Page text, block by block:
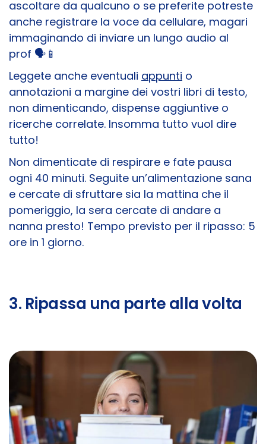
ascoltare da qualcuno o se preferite potreste
anche registrare la voce da cellulare, magari
immaginando di inviare un lungo audio al
prof 🗣️​📱
Leggete anche eventuali appunti o
annotazioni a margine dei vostri libri di testo,
non dimenticando, dispense aggiuntive o
ricerche correlate. Insomma tutto vuol dire
tutto!
Non dimenticate di respirare e fate pausa
ogni 40 minuti. Seguite un’alimentazione sana
e cercate di sfruttare sia la mattina che il
pomeriggio, la sera cercate di andare a
nanna presto! Tempo previsto per il ripasso: 5
ore in 1 giorno.
3. Ripassa una parte alla volta